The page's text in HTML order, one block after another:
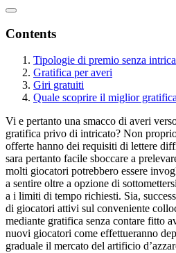
Contents
Tipologie di premio senza
Gratifica per averi
Giri gratuiti
Quale scoprire il miglior
Vi e pertanto una smacco di averi
gratifica privo di intricato? Non
offerte hanno dei requisiti di lettere
sara pertanto facile sboccare a
molti giocatori potrebbero essere
a sentire oltre a opzione di
a i limiti di tempo richiesti. Sia,
di giocatori attivi sul conveniente
mediante gratifica senza contare fitto
nuovi giocatori come effettueranno
graduale il mercato del artificio